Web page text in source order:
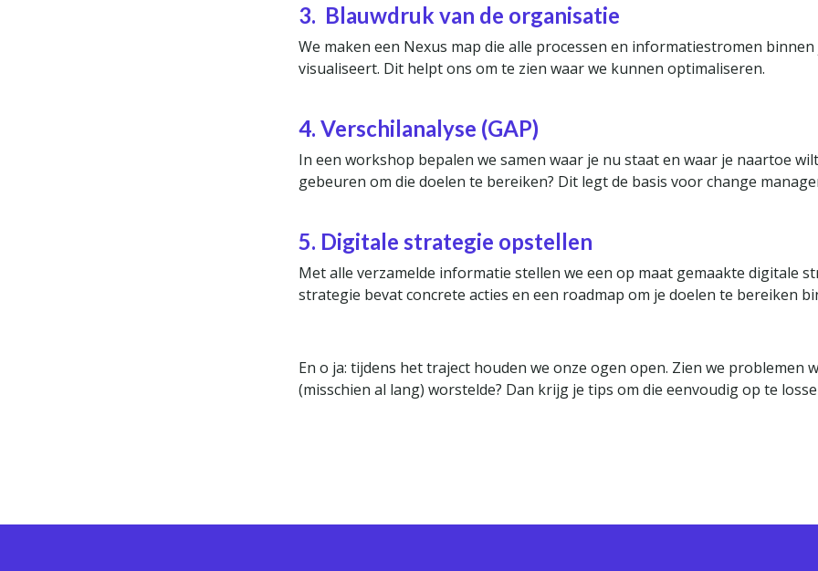
3. Blauwdruk van de organisatie
We maken een Nexus map die alle processen en informatiestromen
visualiseert. Dit helpt ons om te zien waar we kunnen optimaliseren.
4. Verschilanalyse (GAP)
In een workshop bepalen we samen waar je nu staat en waar je naartoe
gebeuren om die doelen te bereiken? Dit legt de basis voor change
5. Digitale strategie opstellen
Met alle verzamelde informatie stellen we een op maat gemaakte digitale
strategie bevat concrete acties en een roadmap om je doelen te bereiken
En o ja: tijdens het traject houden we onze ogen open. Zien we problemen
(misschien al lang) worstelde? Dan krijg je tips om die eenvoudig op te